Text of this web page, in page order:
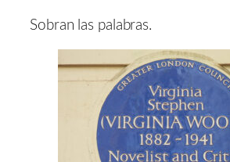
Sobran las palabras.